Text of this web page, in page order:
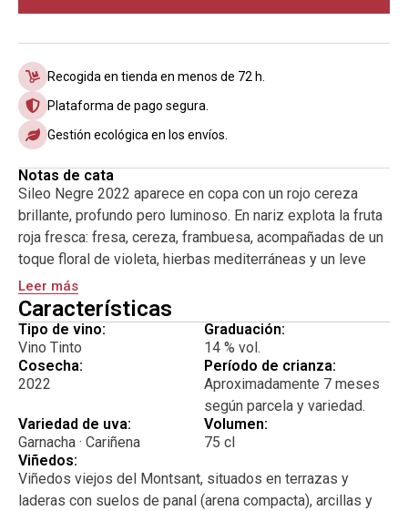
Recogida en tienda en menos de 72 h.
Plataforma de pago segura.
Gestión ecológica en los envíos.
Notas de cata
Sileo Negre 2022 aparece en copa con un rojo cereza
brillante, profundo pero luminoso. En nariz explota la fruta
roja fresca: fresa, cereza, frambuesa, acompañadas de un
toque floral de violeta, hierbas mediterráneas y un leve
susurro de especia dulce. Hay un fondo mineral que
recuerda a piedra caliente y tierra fina del Montsant. En
boca es jugoso, sedoso, vibrante. La Garnacha aporta
dulzura de fruta; la Cariñena, tensión y nervio. Taninos
suaves, perfil fresco y un final frutal, limpio y ligeramente
salino que invita a seguir bebiendo. Un vino sensual y
amable, con carácter mediterráneo y una elegancia natural
que enamora sin pedir permiso. Tapas y embutidos
catalanes Pollo a la brasa y carnes blancas Arroces de
montaña Pasta con verduras o tomate confitado Pizzas
artesanas Parrilladas de verduras Quesos semicurados y
Leer más
Características
Tipo de vino:
Vino Tinto
Graduación:
14 % vol.
Cosecha:
2022
Período de crianza:
Aproximadamente 7 meses
según parcela y variedad.
Variedad de uva:
Garnacha · Cariñena
Volumen:
75 cl
Viñedos:
Viñedos viejos del Montsant, situados en terrazas y
laderas con suelos de panal (arena compacta), arcillas y